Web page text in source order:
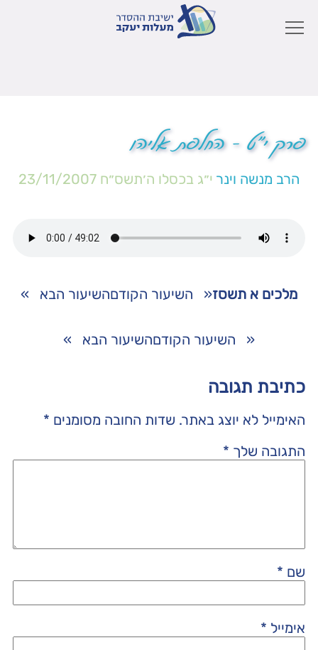
פרק י"ט – החלפת אליהו
הרב מנשה וינר י״ג בכסלו ה׳תשס״ח 23/11/2007
מלכים א תשסז« השיעור הקודםהשיעור הבא »
« השיעור הקודםהשיעור הבא »
כתיבת תגובה
האימייל לא יוצג באתר. שדות החובה מסומנים *
התגובה שלך *
שם *
אימייל *